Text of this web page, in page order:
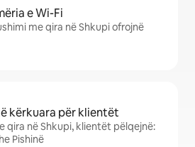
e Wi-Fi
me qira në Shkupi ofrojnë
kërkuara për klientët
qira në Shkupi, klientët pëlqejnë:
Pishinë